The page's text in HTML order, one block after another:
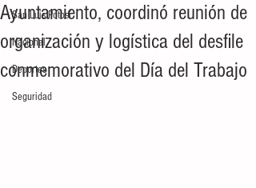
San Luis Potosí
Nacional
Deportes
Seguridad
Ayuntamiento, coordinó reunión de
organización y logística del desfile
conmemorativo del Día del Trabajo